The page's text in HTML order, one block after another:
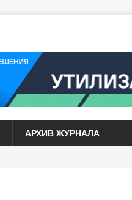
АРХИВ ЖУРНАЛА